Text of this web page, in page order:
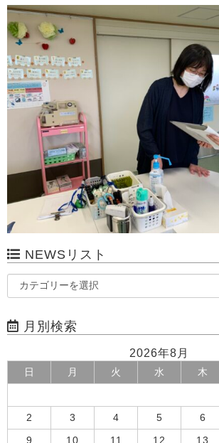
NEWSリスト
月別検索
2026年8月
日 月 火 水 木
2 3 4 5 6
9 10 11 12 13